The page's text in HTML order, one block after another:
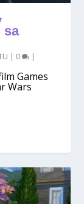
sa
| 0 |
Games
Wars